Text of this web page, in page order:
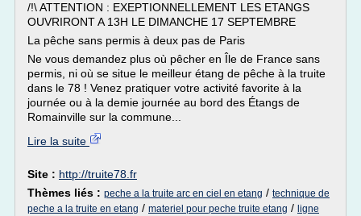
/!\ ATTENTION : EXEPTIONNELLEMENT LES ETANGS
OUVRIRONT A 13H LE DIMANCHE 17 SEPTEMBRE
La pêche sans permis à deux pas de Paris
Ne vous demandez plus où pêcher en Île de France sans
permis, ni où se situe le meilleur étang de pêche à la truite
dans le 78 ! Venez pratiquer votre activité favorite à la
journée ou à la demie journée au bord des Étangs de
Romainville sur la commune...
Lire la suite
Site : http://truite78.fr
Thèmes liés : peche a la truite arc en ciel en etang / technique de
peche a la truite en etang / materiel pour peche truite etang / ligne